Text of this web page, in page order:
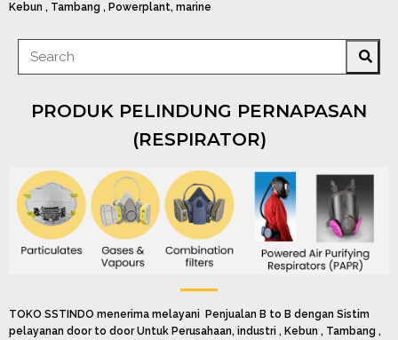
Kebun , Tambang , Powerplant, marine
PRODUK PELINDUNG PERNAPASAN
(RESPIRATOR)
TOKO SSTINDO menerima melayani Penjualan B to B dengan Sistim
pelayanan door to door Untuk Perusahaan, industri , Kebun , Tambang ,